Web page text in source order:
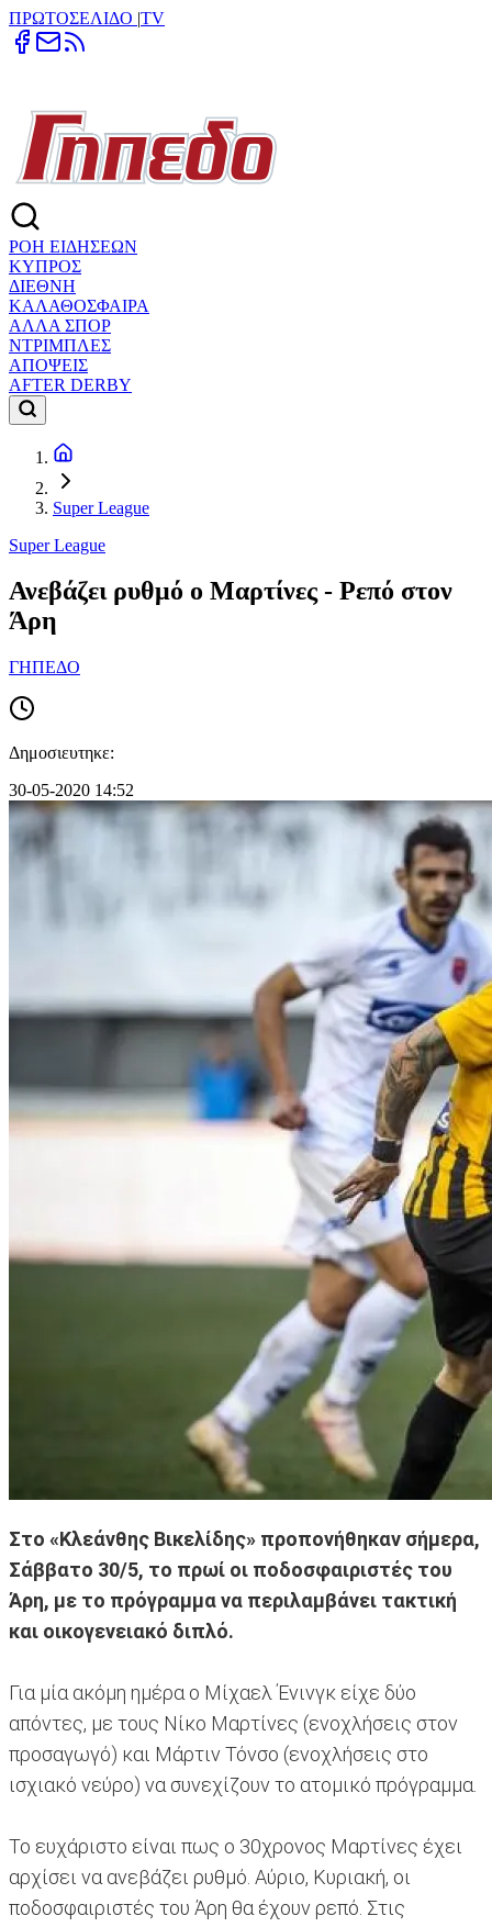
ΠΡΩΤΟΣΕΛΙΔΟ |TV
ΡΟΗ ΕΙΔΗΣΕΩΝ
ΚΥΠΡΟΣ
ΔΙΕΘΝΗ
ΚΑΛΑΘΟΣΦΑΙΡΑ
ΑΛΛΑ ΣΠΟΡ
ΝΤΡΙΜΠΛΕΣ
ΑΠΟΨΕΙΣ
AFTER DERBY
Super League
Super League
Ανεβάζει ρυθμό ο Μαρτίνες - Ρεπό στον
Άρη
ΓΗΠΕΔΟ
Δημοσιευτηκε:
30-05-2020 14:52
Στο «Κλεάνθης Βικελίδης» προπονήθηκαν σήμερα,
Σάββατο 30/5, το πρωί οι ποδοσφαιριστές του
Άρη, με το πρόγραμμα να περιλαμβάνει τακτική
και οικογενειακό διπλό.
Για μία ακόμη ημέρα ο Μίχαελ Ένινγκ είχε δύο
απόντες, με τους Νίκο Μαρτίνες (ενοχλήσεις στον
προσαγωγό) και Μάρτιν Τόνσο (ενοχλήσεις στο
ισχιακό νεύρο) να συνεχίζουν το ατομικό πρόγραμμα.
Το ευχάριστο είναι πως ο 30χρονος Μαρτίνες έχει
αρχίσει να ανεβάζει ρυθμό. Αύριο, Κυριακή, οι
ποδοσφαιριστές του Άρη θα έχουν ρεπό. Στις